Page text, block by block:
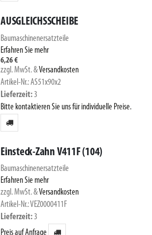
AUSGLEICHSSCHEIBE
Baumaschinenersatzteile
Erfahren Sie mehr
6,26 €
zzgl. MwSt.&Versandkosten
Artikel-Nr.: AS51x90x2
Lieferzeit 3
Bitte kontaktieren Sie uns für individuelle Preise.
Einsteck-Zahn V411F (104)
Baumaschinenersatzteile
Erfahren Sie mehr
zzgl. MwSt.&Versandkosten
Artikel-Nr.: VEZ0000411F
Lieferzeit 3
Preis auf Anfrage